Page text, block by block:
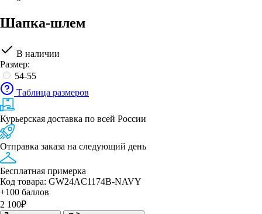
Шапка-шлем
В наличии
Размер:
54-55
Таблица размеров
Курьерская доставка по всей России
Отправка заказа на следующий день
Бесплатная примерка
Код товара: GW24AC1174B-NAVY
+100 баллов
2 100₽